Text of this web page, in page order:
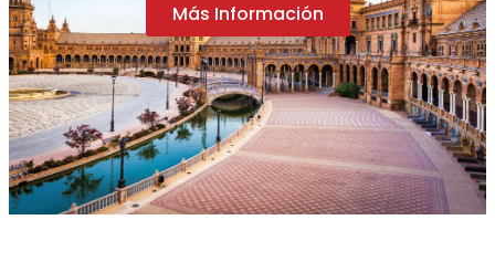
Más Información